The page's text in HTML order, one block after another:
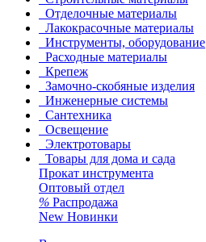
Отделочные материалы
Лакокрасочные материалы
Инструменты, оборудование
Расходные материалы
Крепеж
Замочно-скобяные изделия
Инженерные системы
Сантехника
Освещение
Электротовары
Товары для дома и сада
Прокат инструмента
Оптовый отдел
% Распродажа
New Новинки